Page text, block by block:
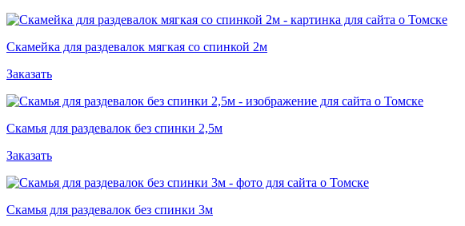
Скамейка для раздевалок мягкая со спинкой 2м
Заказать
Скамья для раздевалок без спинки 2,5м
Заказать
Скамья для раздевалок без спинки 3м